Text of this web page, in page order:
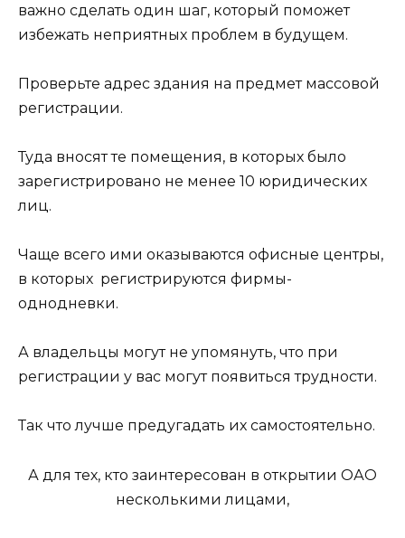
важно сделать один шаг, который поможет
избежать неприятных проблем в будущем.
Проверьте адрес здания на предмет массовой
регистрации.
Туда вносят те помещения, в которых было
зарегистрировано не менее 10 юридических
лиц.
Чаще всего ими оказываются офисные центры,
в которых регистрируются фирмы-
однодневки.
А владельцы могут не упомянуть, что при
регистрации у вас могут появиться трудности.
Так что лучше предугадать их самостоятельно.
А для тех, кто заинтересован в открытии ОАО
несколькими лицами,